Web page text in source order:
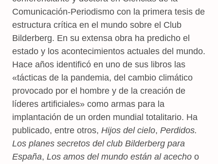
Comunicación-Periodismo con la primera tesis de
estructura crítica en el mundo sobre el Club
Bilderberg. En su extensa obra ha predicho el
estado y los acontecimientos actuales del mundo.
Hace años identificó en uno de sus libros las
«tácticas de la pandemia, del cambio climático
provocado por el hombre y de la creación de
líderes artificiales» como armas para la
implantación de un orden mundial totalitario. Ha
publicado, entre otros, Hijos del cielo, Perdidos.
Los planes secretos del club Bilderberg para
España, Los amos del mundo están al acecho o